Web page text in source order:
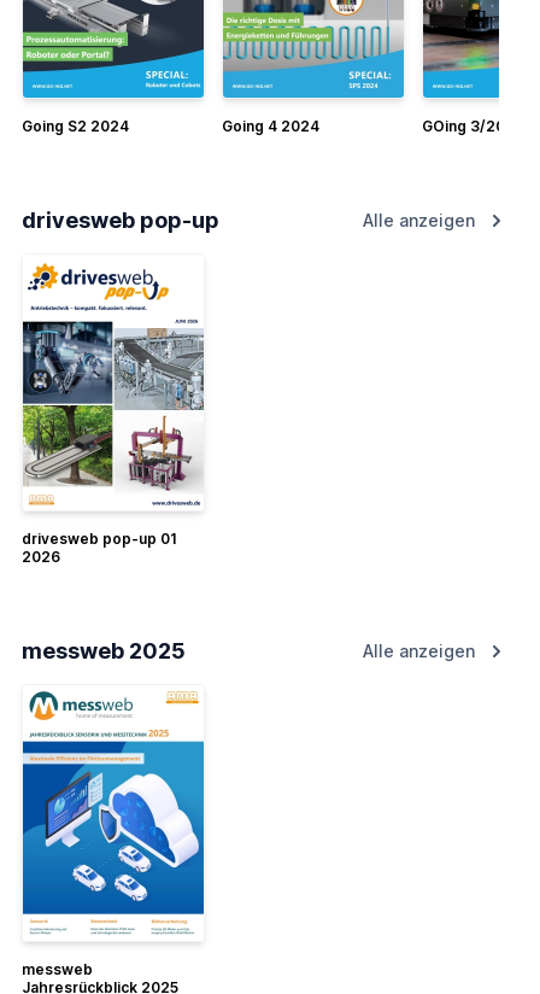
Going S2 2024 Going 4 2024 GOing 3/2024
drivesweb pop-up Alle anzeigen
drivesweb pop-up 01
2026
messweb 2025 Alle anzeigen
messweb
Jahresrückblick 2025